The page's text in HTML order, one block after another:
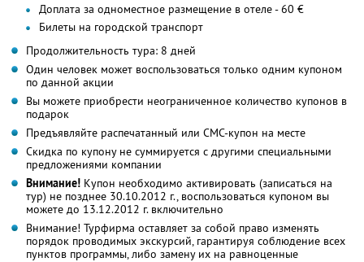
Доплата за одноместное размещение в отеле - 60 €
Билеты на городской транспорт
Продолжительность тура: 8 дней
Один человек может воспользоваться только одним купоном
по данной акции
Вы можете приобрести неограниченное количество купонов в
подарок
Предъявляйте распечатанный или СМС-купон на месте
Скидка по купону не суммируется с другими специальными
предложениями компании
Внимание! Купон необходимо активировать (записаться на
тур) не позднее 30.10.2012 г., воспользоваться купоном вы
можете до 13.12.2012 г. включительно
Внимание! Турфирма оставляет за собой право изменять
порядок проводимых экскурсий, гарантируя соблюдение всех
пунктов программы, либо замену их на равноценные